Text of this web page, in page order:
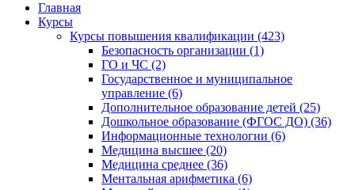
Главная
Курсы
Курсы повышения квалификации (423)
Безопасность организации (1)
ГО и ЧС (2)
Государственное и муниципальное
управление (6)
Дополнительное образование детей (25)
Дошкольное образование (ФГОС ДО) (36)
Информационные технологии (6)
Медицина высшее (20)
Медицина среднее (36)
Ментальная арифметика (6)